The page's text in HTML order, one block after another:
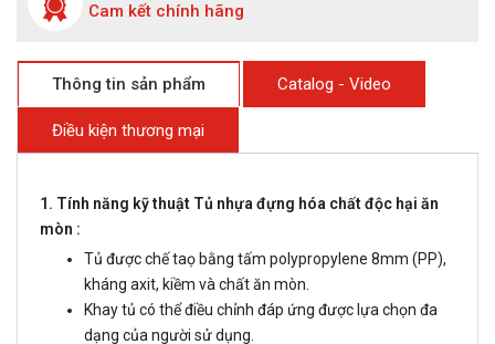
Cam kết chính hãng
Thông tin sản phẩm Catalog - Video
Điều kiện thương mại
1. Tính năng kỹ thuật Tủ nhựa đựng hóa chất độc hại ăn
mòn :
Tủ được chế taọ bằng tấm polypropylene 8mm (PP),
kháng axit, kiềm và chất ăn mòn.
Khay tủ có thể điều chỉnh đáp ứng được lựa chọn đa
dạng của người sử dụng.